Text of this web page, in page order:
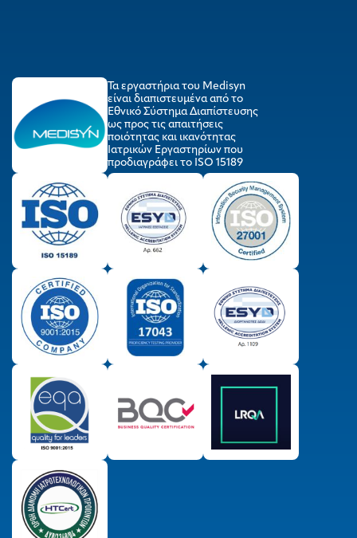
Τα εργαστήρια του Medisyn
είναι διαπιστευμένα από το
Εθνικό Σύστημα Διαπίστευσης
ως προς τις απαιτήσεις
ποιότητας και ικανότητας
Ιατρικών Εργαστηρίων που
προδιαγράφει το ISO 15189